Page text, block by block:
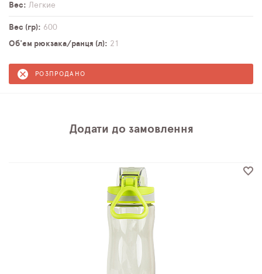
Вес
Легкие
Вес (гр)
600
Об'єм рюкзака/ранця (л)
21
РОЗПРОДАНО
Додати до замовлення